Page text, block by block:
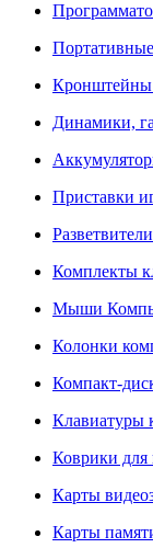
Кронштейны
Динамики,
Приставки
Комплекты
Мыши
Колонки
Компакт-
Клавиатуры
Коврики
Карты
Карты